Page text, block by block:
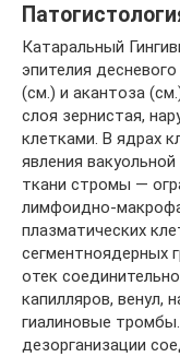
Катаральный
эпителия
(см.) и акантоза
слоя зернистая,
клетками. В ядрах
явления
ткани стромы —
лимфоидно-
плазматических
сегментноядерных
отек
капилляров, венул,
гиалиновые
дезорганизации